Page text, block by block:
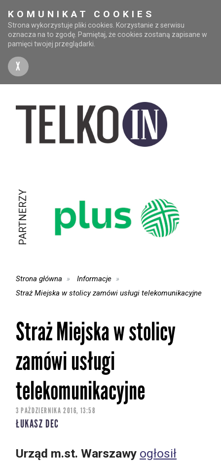
KOMUNIKAT COOKIES
Strona wykorzystuje pliki cookies. Korzystanie z serwisu
oznacza na to zgodę. Pamiętaj, że cookies zostaną zapisane w
pamięci twojej przeglądarki.
X
PARTNERZY
Strona główna
Informacje
Straż Miejska w stolicy zamówi usługi telekomunikacyjne
Straż Miejska w stolicy
zamówi usługi
telekomunikacyjne
3 PAŹDZIERNIKA 2016, 13:58
ŁUKASZ DEC
Urząd m.st. Warszawy ogłosił